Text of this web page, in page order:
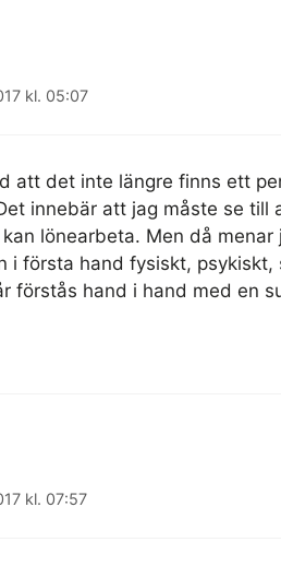
kl. 05:07
att det inte längre finns ett
innebär att jag måste se till
lönearbeta. Men då
i första hand fysiskt, psykiskt,
förstås hand i hand med en
kl. 07:57